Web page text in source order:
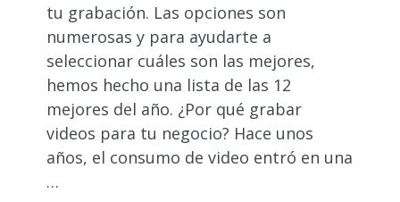
tu grabación. Las opciones son
numerosas y para ayudarte a
seleccionar cuáles son las mejores,
hemos hecho una lista de las 12
mejores del año. ¿Por qué grabar
videos para tu negocio? Hace unos
años, el consumo de video entró en una
…